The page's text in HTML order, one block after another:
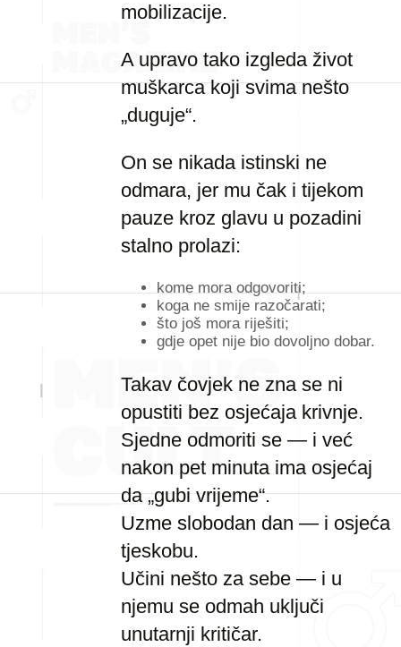
mobilizacije.
A upravo tako izgleda život
muškarca koji svima nešto
„duguje“.
On se nikada istinski ne
odmara, jer mu čak i tijekom
pauze kroz glavu u pozadini
stalno prolazi:
kome mora odgovoriti;
koga ne smije razočarati;
što još mora riješiti;
gdje opet nije bio dovoljno dobar.
Takav čovjek ne zna se ni
opustiti bez osjećaja krivnje.
Sjedne odmoriti se — i već
nakon pet minuta ima osjećaj
da „gubi vrijeme“.
Uzme slobodan dan — i osjeća
tjeskobu.
Učini nešto za sebe — i u
njemu se odmah uključi
unutarnji kritičar.